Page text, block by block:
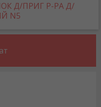
Д/ПРИГ Р-РА Д/
N5